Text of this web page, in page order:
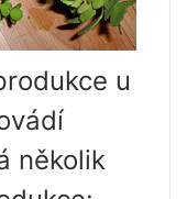
u
několik